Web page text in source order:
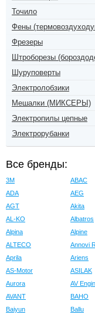
Точило
Фены
Фрезеры
Штроборезы
Шуруповерты
Электролобзики
Мешалки (МИКСЕРЫ)
Электропилы цепные
Электрорубанки
Все бренды:
3M
ABAC
ADA
AEG
AGT
Akita
AL-KO
Albatros
Alpina
Alpine
ALTECO
Annovi
Aprila
Ariens
AS-Motor
ASILAK
Aurora
AV
AVANT
BAHO
Baiyun
Ballu